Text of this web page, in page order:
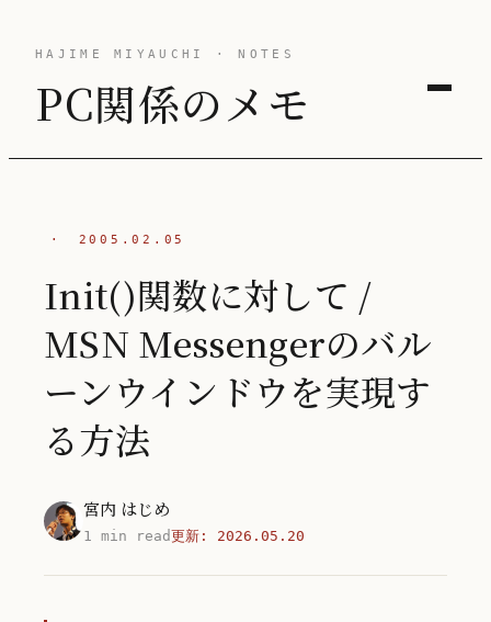
HAJIME MIYAUCHI · NOTES
PC関係のメモ
· 2005.02.05
Init()関数に対して /
MSN Messengerのバル
ーンウインドウを実現す
る方法
宮内 はじめ
1 min read更新: 2026.05.20